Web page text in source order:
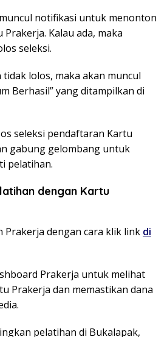
notifikasi untuk menonton
Kalau ada, maka
seleksi.
tidak lolos, maka akan muncul
Berhasil” yang ditampilkan di
seleksi pendaftaran Kartu
gabung gelombang untuk
pelatihan.
dengan Kartu
Prakerja dengan cara klik link di
Prakerja untuk melihat
Prakerja dan memastikan dana
pelatihan di Bukalapak,